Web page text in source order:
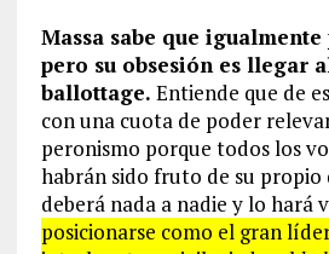
Massa sabe que
pero su obsesión es llegar
ballottage. Entiende que de
con una cuota de poder
peronismo porque todos los
habrán sido fruto de su propio
deberá nada a nadie y lo hará
posicionarse como el gran